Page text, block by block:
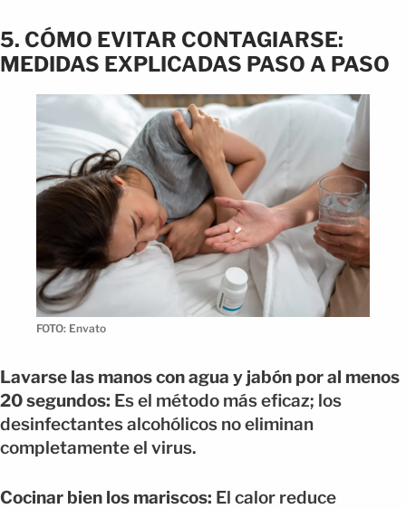
5. CÓMO EVITAR CONTAGIARSE:
MEDIDAS EXPLICADAS PASO A PASO
FOTO: Envato
Lavarse las manos con agua y jabón por al menos
20 segundos: Es el método más eficaz; los
desinfectantes alcohólicos no eliminan
completamente el virus.
Cocinar bien los mariscos: El calor reduce